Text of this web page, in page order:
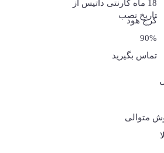
18 ماه گارنتی داتیس از
تاریخ نصب
کرج هود
90%
تماس بگیرید
متوالی